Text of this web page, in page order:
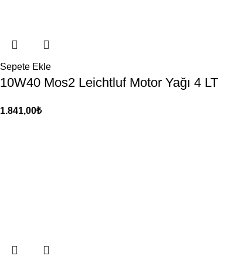
Sepete Ekle
10W40 Mos2 Leichtluf Motor Yağı 4 LT
1.841,00₺